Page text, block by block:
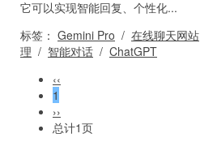
它可以实现智能回复、个性化...
标签： Gemini Pro / 在线聊天网站
理 / 智能对话 / ChatGPT
‹‹
1
››
总计1页